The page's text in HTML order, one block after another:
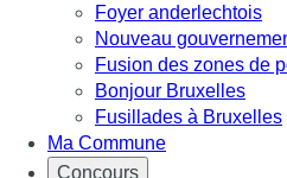
Foyer anderlechtois
Nouveau
Fusion des zones de
Bonjour Bruxelles
Fusillades à Bruxelles
Ma Commune
Concours